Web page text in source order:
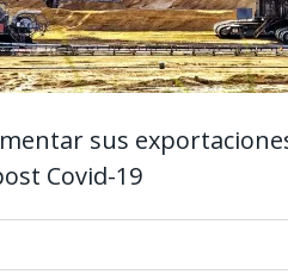
sus
Covid-19